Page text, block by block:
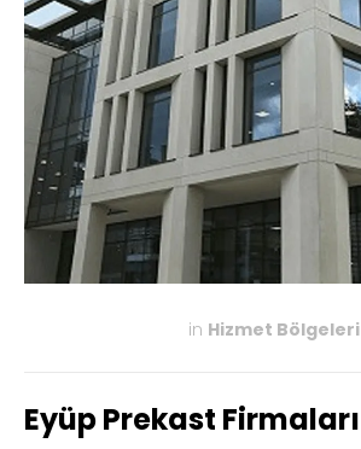
in Hizmet Bölgeleri
Eyüp Prekast Firmaları